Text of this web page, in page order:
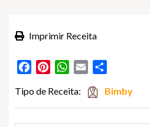
Imprimir Receita
FacebookPinterestWhatsApp
Email
Tipo de Receita: Bimby